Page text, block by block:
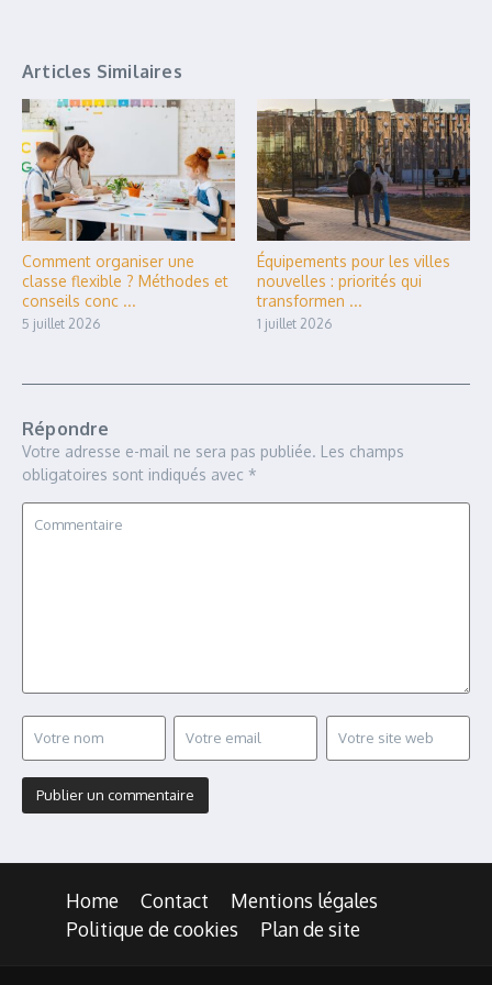
Articles Similaires
Comment organiser une
classe flexible ? Méthodes et
conseils conc ...
5 juillet 2026
Équipements pour les villes
nouvelles : priorités qui
transformen ...
1 juillet 2026
Répondre
Votre adresse e-mail ne sera pas publiée. Les champs
obligatoires sont indiqués avec *
Home Contact
Mentions légales
Politique de cookies
Plan de site